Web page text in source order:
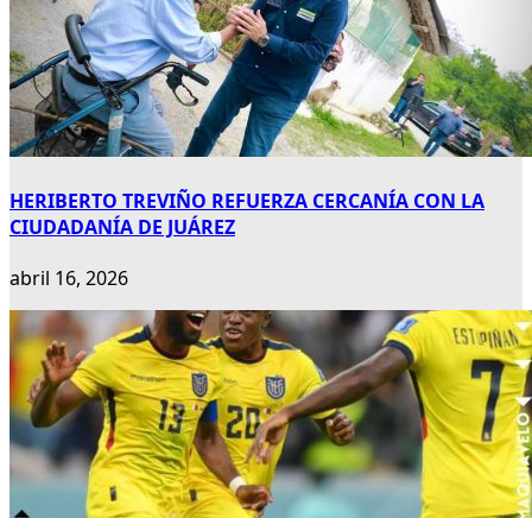
HERIBERTO TREVIÑO REFUERZA CERCANÍA CON LA
CIUDADANÍA DE JUÁREZ
abril 16, 2026